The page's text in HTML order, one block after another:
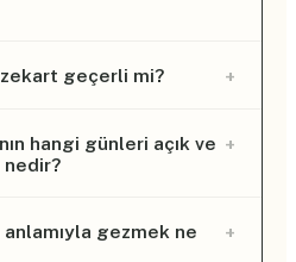
geçerli mi? +
Müzekart kesinlikle
ve Turizm Bakanlığı'na değil
kullanıyor. Bu yüzden
tam veya indirimli bilet
hangi günleri açık ve +
hariç haftanın her günü
saatleri arasında
gezmek ne
+